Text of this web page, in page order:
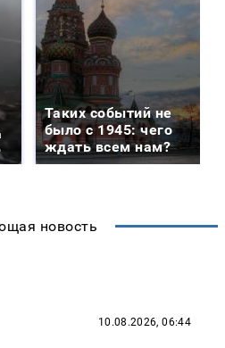
Таких событий не
было с 1945: чего
ждать всем нам?
новость
10.08.2026, 06:44